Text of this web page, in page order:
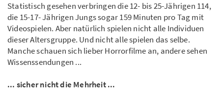
Statistisch gesehen verbringen die 12- bis 25-Jährigen 114,
die 15-17- Jährigen Jungs sogar 159 Minuten pro Tag mit
Videospielen. Aber natürlich spielen nicht alle Individuen
dieser Altersgruppe. Und nicht alle spielen das selbe.
Manche schauen sich lieber Horrorfilme an, andere sehen
Wissenssendungen ...
... sicher nicht die Mehrheit ...